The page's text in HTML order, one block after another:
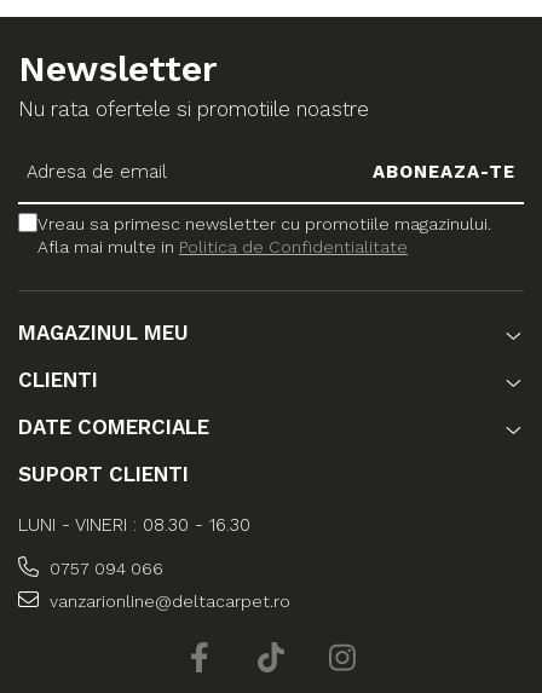
Newsletter
Nu rata ofertele si promotiile noastre
Vreau sa primesc newsletter cu promotiile magazinului.
Afla mai multe in Politica de Confidentialitate
MAGAZINUL MEU
CLIENTI
DATE COMERCIALE
SUPORT CLIENTI
LUNI - VINERI : 08.30 - 16.30
0757 094 066
vanzarionline@deltacarpet.ro